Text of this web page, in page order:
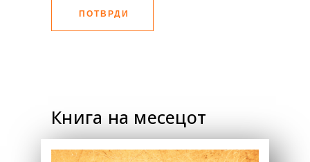
ПОТВРДИ
Книга на месецот